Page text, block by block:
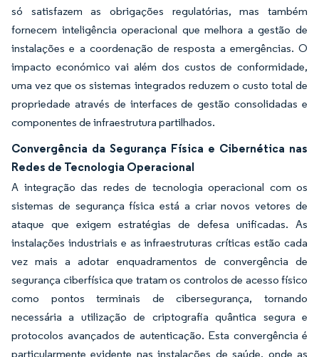
só satisfazem as obrigações regulatórias, mas também
fornecem inteligência operacional que melhora a gestão de
instalações e a coordenação de resposta a emergências. O
impacto económico vai além dos custos de conformidade,
uma vez que os sistemas integrados reduzem o custo total de
propriedade através de interfaces de gestão consolidadas e
componentes de infraestrutura partilhados.
Convergência da Segurança Física e Cibernética nas
Redes de Tecnologia Operacional
A integração das redes de tecnologia operacional com os
sistemas de segurança física está a criar novos vetores de
ataque que exigem estratégias de defesa unificadas. As
instalações industriais e as infraestruturas críticas estão cada
vez mais a adotar enquadramentos de convergência de
segurança ciberfísica que tratam os controlos de acesso físico
como pontos terminais de cibersegurança, tornando
necessária a utilização de criptografia quântica segura e
protocolos avançados de autenticação. Esta convergência é
particularmente evidente nas instalações de saúde, onde as